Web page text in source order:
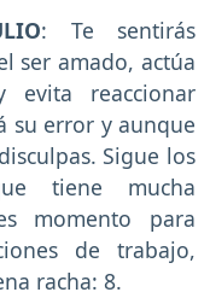
: Te sentirás
ser amado, actúa
evita reaccionar
su error y aunque
Sigue los
tiene mucha
momento para
de trabajo,
racha: 8.